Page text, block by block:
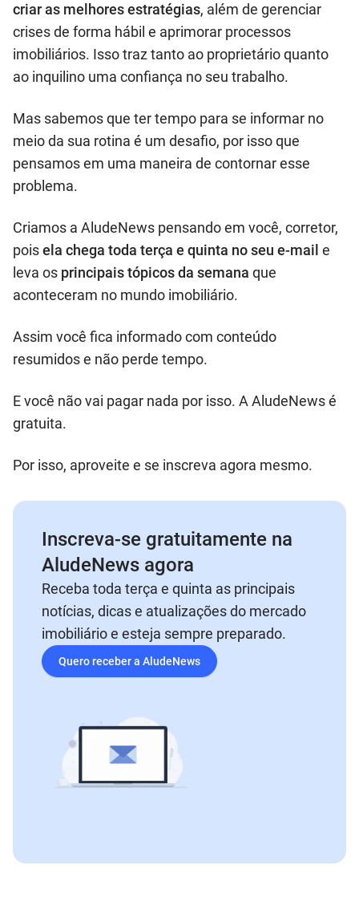
criar as melhores estratégias, além de gerenciar
crises de forma hábil e aprimorar processos
imobiliários. Isso traz tanto ao proprietário quanto
ao inquilino uma confiança no seu trabalho.
Mas sabemos que ter tempo para se informar no
meio da sua rotina é um desafio, por isso que
pensamos em uma maneira de contornar esse
problema.
Criamos a AludeNews pensando em você, corretor,
poisela chega toda terça e quinta no seu e-mail e
leva os principais tópicos da semana que
aconteceram no mundo imobiliário.
Assim você fica informado com conteúdo
resumidos e não perde tempo.
E você não vai pagar nada por isso. A AludeNews é
gratuita.
Por isso, aproveite e se inscreva agora mesmo.
Inscreva-se gratuitamente na
AludeNews agora
Receba toda terça e quinta as principais
notícias, dicas e atualizações do mercado
imobiliário e esteja sempre preparado.
Quero receber a AludeNews